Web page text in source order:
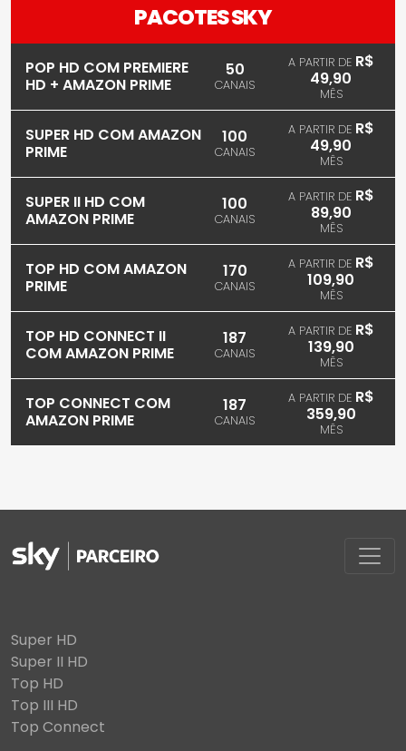
PACOTES SKY
POP HD COM PREMIERE
HD + AMAZON PRIME
50
CANAIS
A PARTIR DE R$
49,90
MÊS
SUPER HD COM AMAZON
PRIME
100
CANAIS
A PARTIR DE R$
49,90
MÊS
SUPER II HD COM
AMAZON PRIME
100
CANAIS
A PARTIR DE R$
89,90
MÊS
TOP HD COM AMAZON
PRIME
170
CANAIS
A PARTIR DE R$
109,90
MÊS
TOP HD CONNECT II
COM AMAZON PRIME
187
CANAIS
A PARTIR DE R$
139,90
MÊS
TOP CONNECT COM
AMAZON PRIME
187
CANAIS
A PARTIR DE R$
359,90
MÊS
Super HD
Super II HD
Top HD
Top III HD
Top Connect